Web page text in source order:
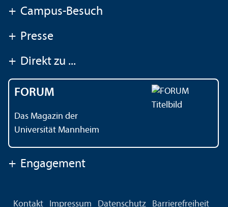
+ Campus-Besuch
+ Presse
+ Direkt zu ...
FORUM
Das Magazin der
Universität Mannheim
+ Engagement
Kontakt Impressum Datenschutz Barrierefreiheit